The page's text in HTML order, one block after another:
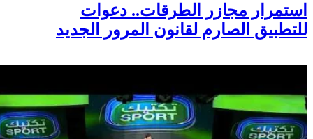
استمرار مجازر الطرقات.. دعوات
للتطبيق الصارم لقانون المرور الجديد